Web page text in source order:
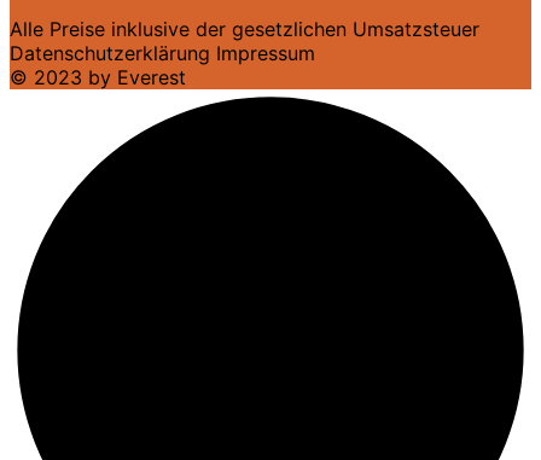
Alle Preise inklusive der gesetzlichen Umsatzsteuer
Datenschutzerklärung Impressum
© 2023 by Everest